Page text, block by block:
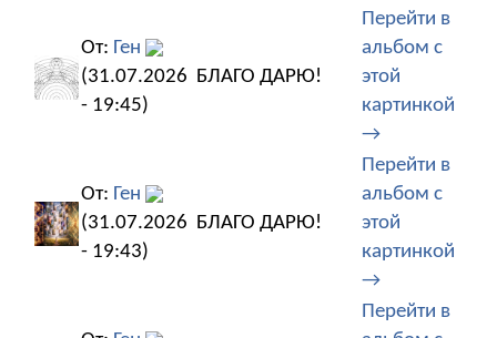
От: Ген
(31.07.2026
- 19:45)
БЛАГО ДАРЮ!
Перейти в
альбом с
этой
картинкой
→
От: Ген
(31.07.2026
- 19:43)
БЛАГО ДАРЮ!
Перейти в
альбом с
этой
картинкой
→
Перейти в